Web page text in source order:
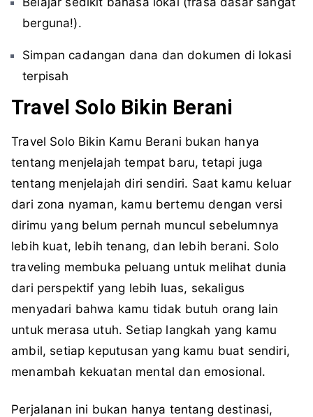
berguna!).
Simpan cadangan dana dan dokumen di lokasi
terpisah
Travel Solo Bikin Berani
Travel Solo Bikin Kamu Berani bukan hanya
tentang menjelajah tempat baru, tetapi juga
tentang menjelajah diri sendiri. Saat kamu keluar
dari zona nyaman, kamu bertemu dengan versi
dirimu yang belum pernah muncul sebelumnya
lebih kuat, lebih tenang, dan lebih berani. Solo
traveling membuka peluang untuk melihat dunia
dari perspektif yang lebih luas, sekaligus
menyadari bahwa kamu tidak butuh orang lain
untuk merasa utuh. Setiap langkah yang kamu
ambil, setiap keputusan yang kamu buat sendiri,
menambah kekuatan mental dan emosional.
Perjalanan ini bukan hanya tentang destinasi,